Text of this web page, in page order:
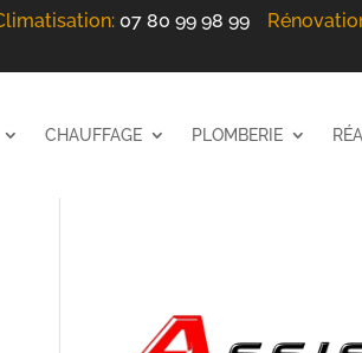
: 07 80 99 98 99
CHAUFFAGE PLOMBERIE